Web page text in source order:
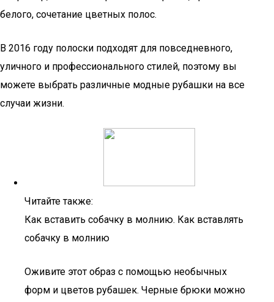
белого, сочетание цветных полос.
В 2016 году полоски подходят для повседневного,
уличного и профессионального стилей, поэтому вы
можете выбрать различные модные рубашки на все
случаи жизни.
Читайте также:
Как вставить собачку в молнию. Как вставлять
собачку в молнию
Оживите этот образ с помощью необычных
форм и цветов рубашек. Черные брюки можно